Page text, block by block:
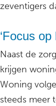
zeventigers
‘Focus
Naast de
krijgen
Woning
steeds meer